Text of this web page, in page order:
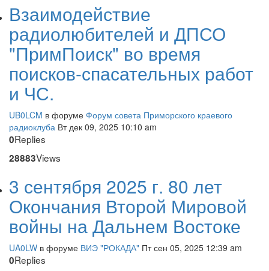
Взаимодействие
радиолюбителей и ДПСО
"ПримПоиск" во время
поисков-спасательных работ
и ЧС.
UB0LCM в форуме Форум совета Приморского краевого
радиоклуба Вт дек 09, 2025 10:10 am
0Replies
28883Views
3 сентября 2025 г. 80 лет
Окончания Второй Мировой
войны на Дальнем Востоке
UA0LW в форуме ВИЭ "РОКАДА" Пт сен 05, 2025 12:39 am
0Replies